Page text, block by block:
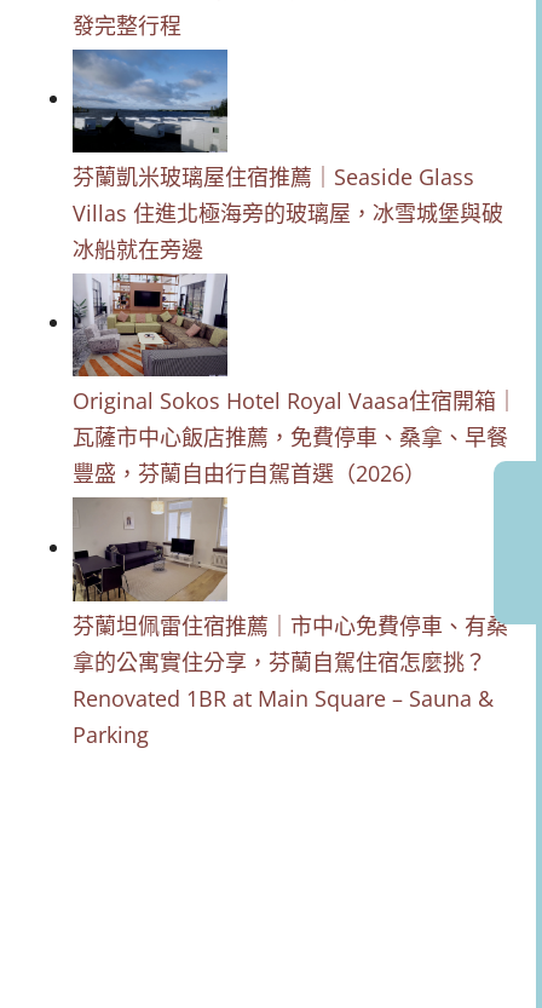
發完整行程
芬蘭凱米玻璃屋住宿推薦｜Seaside Glass
Villas 住進北極海旁的玻璃屋，冰雪城堡與破
冰船就在旁邊
Original Sokos Hotel Royal Vaasa住宿開箱｜
瓦薩市中心飯店推薦，免費停車、桑拿、早餐
豐盛，芬蘭自由行自駕首選（2026）
芬蘭坦佩雷住宿推薦｜市中心免費停車、有桑
拿的公寓實住分享，芬蘭自駕住宿怎麼挑？
Renovated 1BR at Main Square – Sauna &
Parking